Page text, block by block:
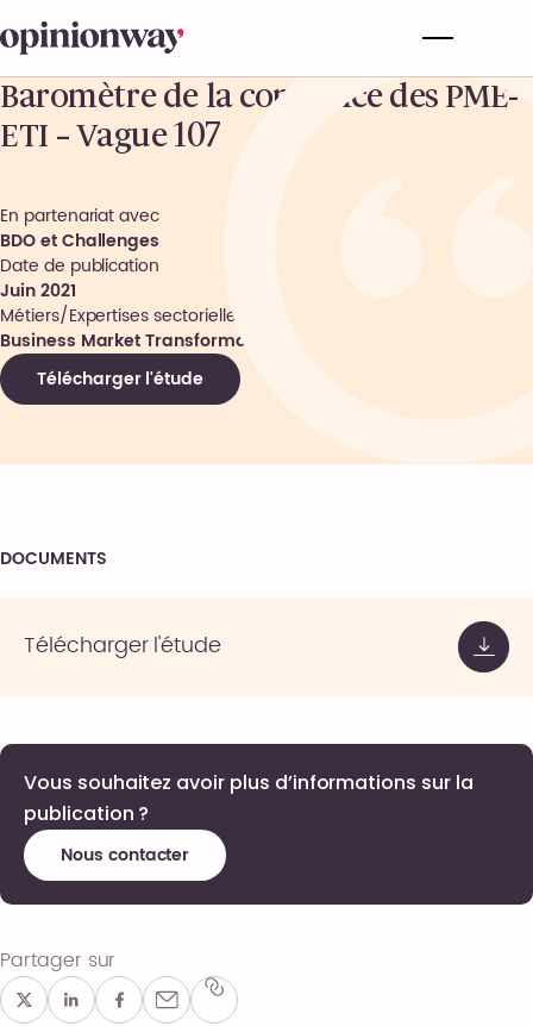
Baromètre de la confiance des PME-
ETI – Vague 107
En partenariat avec
BDO et Challenges
Date de publication
Juin 2021
Métiers/Expertises sectorielles
Business Market Transformation
Télécharger l'étude
DOCUMENTS
Télécharger l'étude
Vous souhaitez avoir plus d’informations sur la
publication ?
Nous contacter
Partager sur